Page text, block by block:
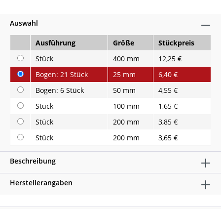
Auswahl
Ausführung Größe
Stückpreis
Stück
400 mm
12,25 €
Bogen: 21 Stück
25 mm
6,40 €
Bogen: 6 Stück
50 mm
4,55 €
Stück
100 mm
1,65 €
Stück
200 mm
3,85 €
Stück
200 mm 3,65 €
Beschreibung
Herstellerangaben